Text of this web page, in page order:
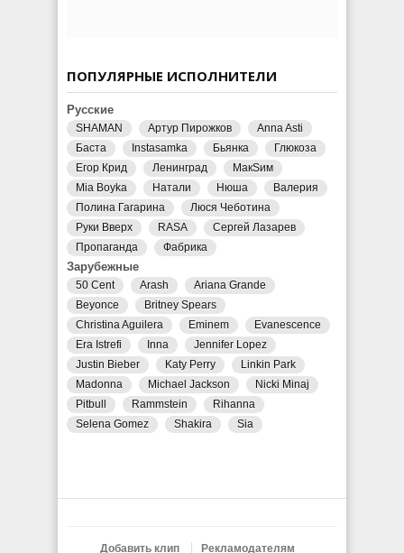
ПОПУЛЯРНЫЕ ИСПОЛНИТЕЛИ
Русские
SHAMAN Артур Пирожков
Anna Asti
Баста
Instasamka Бьянка
Глюкоза
Егор Крид
Ленинград
МакSим
Mia Boyka
Натали Нюша
Валерия
Полина Гагарина
Люся Чеботина
Руки Вверх
RASA
Сергей Лазарев
Пропаганда
Фабрика
Зарубежные
50 Cent Arash
Ariana Grande
Beyonce
Britney Spears
Christina Aguilera
Eminem
Evanescence
Era Istrefi
Inna
Jennifer Lopez
Justin Bieber
Katy Perry
Linkin Park
Madonna
Michael Jackson
Nicki Minaj
Pitbull
Rammstein
Rihanna
Selena Gomez
Shakira Sia
Добавить клип Рекламодателям